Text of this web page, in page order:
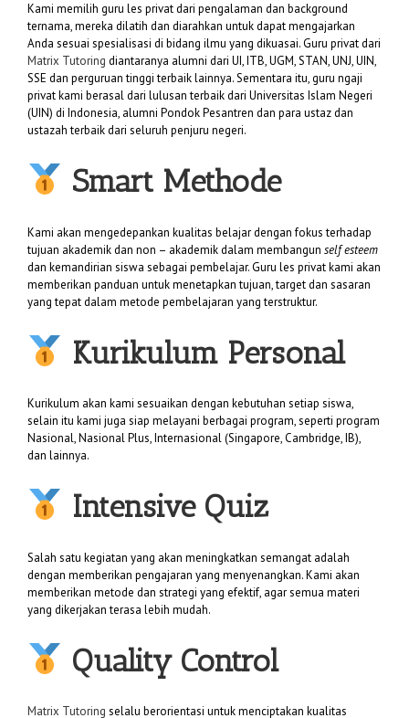
Kami memilih guru les privat dari pengalaman dan background
ternama, mereka dilatih dan diarahkan untuk dapat mengajarkan
Anda sesuai spesialisasi di bidang ilmu yang dikuasai. Guru privat dari
Matrix Tutoring diantaranya alumni dari UI, ITB, UGM, STAN, UNJ, UIN,
SSE dan perguruan tinggi terbaik lainnya. Sementara itu, guru ngaji
privat kami berasal dari lulusan terbaik dari Universitas Islam Negeri
(UIN) di Indonesia, alumni Pondok Pesantren dan para ustaz dan
ustazah terbaik dari seluruh penjuru negeri.
Smart Methode
Kami akan mengedepankan kualitas belajar dengan fokus terhadap
tujuan akademik dan non – akademik dalam membangun self esteem
dan kemandirian siswa sebagai pembelajar. Guru les privat kami akan
memberikan panduan untuk menetapkan tujuan, target dan sasaran
yang tepat dalam metode pembelajaran yang terstruktur.
Kurikulum Personal
Kurikulum akan kami sesuaikan dengan kebutuhan setiap siswa,
selain itu kami juga siap melayani berbagai program, seperti program
Nasional, Nasional Plus, Internasional (Singapore, Cambridge, IB),
dan lainnya.
Intensive Quiz
Salah satu kegiatan yang akan meningkatkan semangat adalah
dengan memberikan pengajaran yang menyenangkan. Kami akan
memberikan metode dan strategi yang efektif, agar semua materi
yang dikerjakan terasa lebih mudah.
Quality Control
Matrix Tutoring selalu berorientasi untuk menciptakan kualitas